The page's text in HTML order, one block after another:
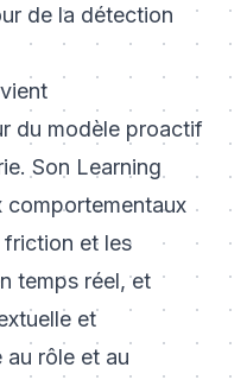
de la détection
du modèle proactif
Son Learning
comportementaux
et les
temps réel, et
et
rôle et au